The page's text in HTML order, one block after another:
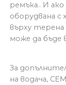
ремъка.. И
оборудвана с
върху
може да бъде
За
на водача,